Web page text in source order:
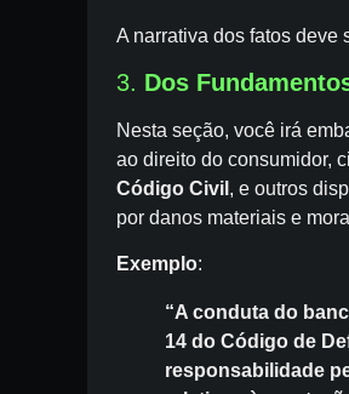
A narrativa dos fatos deve
3. Dos
Nesta seção, você irá
ao direito do consumidor,
Código Civil , e outros
por danos materiais e
Exemplo:
“A conduta do
14 do Código de
responsabilidade